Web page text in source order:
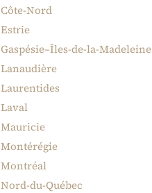
Côte-Nord
Estrie
Gaspésie–Îles-de-la-Madeleine
Lanaudière
Laurentides
Laval
Mauricie
Montérégie
Montréal
Nord-du-Québec